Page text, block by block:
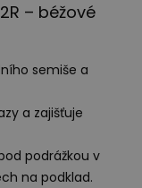
– béžové
semiše a
a zajišťuje
podrážkou v
na podklad.